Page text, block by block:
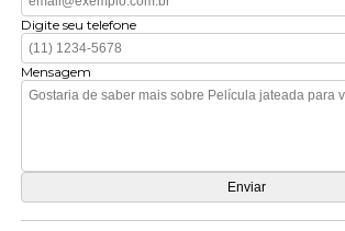
Digite seu telefone
Mensagem